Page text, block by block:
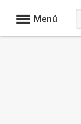
Menú